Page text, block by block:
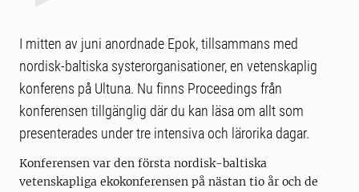
I mitten av juni anordnade Epok, tillsammans med
nordisk-baltiska systerorganisationer, en vetenskaplig
konferens på Ultuna. Nu finns Proceedings från
konferensen tillgänglig där du kan läsa om allt som
presenterades under tre intensiva och lärorika dagar.
Konferensen var den första nordisk-baltiska
vetenskapliga ekokonferensen på nästan tio år och de